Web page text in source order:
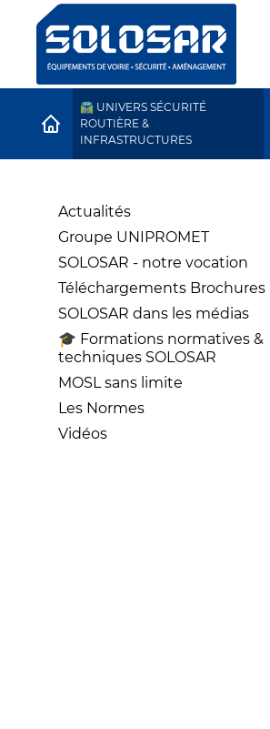
HOME
🛣️ UNIVERS SÉCURITÉ
ROUTIÈRE &
INFRASTRUCTURES
Actualités
Groupe UNIPROMET
SOLOSAR - notre vocation
Téléchargements Brochures
SOLOSAR dans les médias
🎓 Formations normatives &
techniques SOLOSAR
MOSL sans limite
Les Normes
Vidéos